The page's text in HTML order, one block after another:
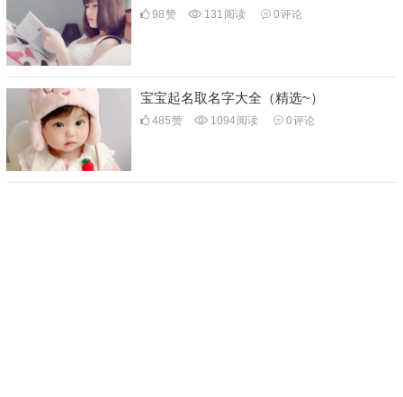
98赞 131 阅读 0评论
宝宝起名取名字大全（精选~）
485赞 1094阅读 0评论